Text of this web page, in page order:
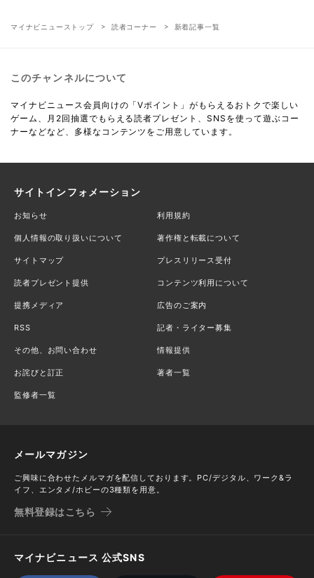
マイナビニューストップ 読者コーナー 新着記事一覧
このチャンネルについて
マイナビニュース会員向けの「Vポイント」がもらえるおトクで楽しい
ゲーム、月2回抽選でもらえる読者プレゼント、SNSを使って遊ぶコー
ナーなどなど、多様なコンテンツをご用意しています。
サイトインフォメーション
お知らせ 利用規約
個人情報の取り扱いについて 著作権と転載について
サイトマップ プレスリリース受付
読者プレゼント提供 コンテンツ利用について
提携メディア 広告のご案内
RSS 記者・ライター募集
その他、お問い合わせ 情報提供
お詫びと訂正 著者一覧
監修者一覧
メールマガジン
ご興味に合わせたメルマガを配信しております。PC/デジタル、ワーク&ラ
イフ、エンタメ/ホビーの3種類を用意。
無料登録はこちら
マイナビニュース 公式SNS